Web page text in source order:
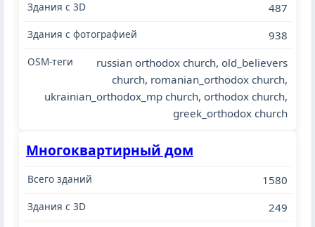
487
938
russian orthodox church, old_believers
church, romanian_orthodox church,
ukrainian_orthodox_mp church, orthodox church,
greek_orthodox church
Многоквартирный дом
1580
249